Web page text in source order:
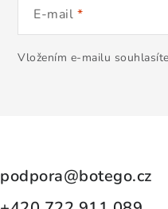
E-mail
Vložením e-mailu
podpora@botego.cz